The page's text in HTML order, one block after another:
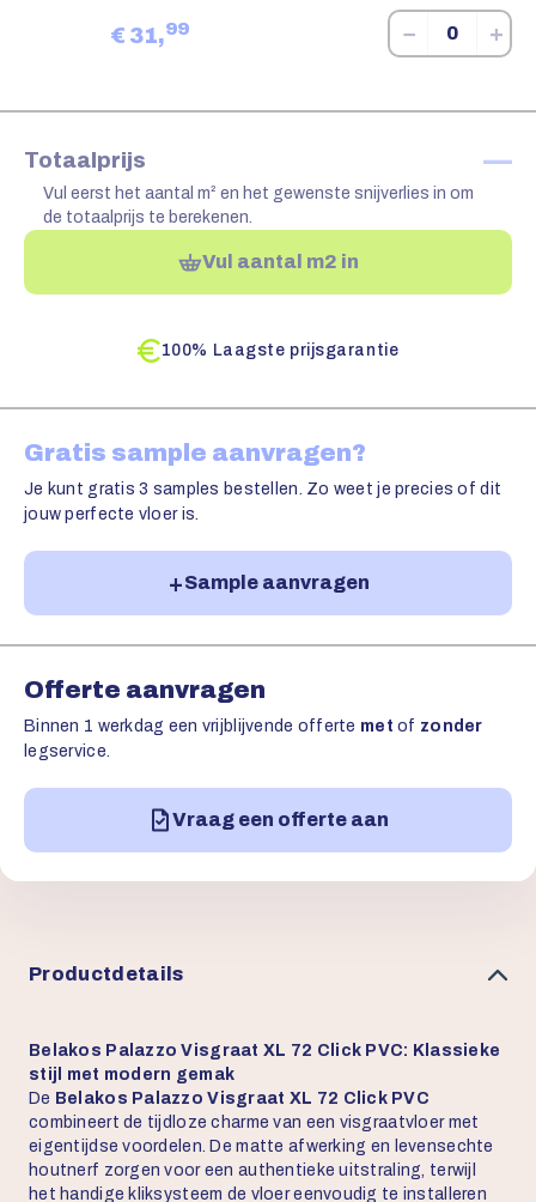
€ 31,99 − +
Totaalprijs —
Vul eerst het aantal m² en het gewenste snijverlies in om
de totaalprijs te berekenen.
Vul aantal m2 in
100% Laagste prijsgarantie
Gratis sample aanvragen?
Je kunt gratis 3 samples bestellen. Zo weet je precies of dit
jouw perfecte vloer is.
Sample aanvragen
Offerte aanvragen
Binnen 1 werkdag een vrijblijvende offerte met of zonder
legservice.
Vraag een offerte aan
Productdetails
Belakos Palazzo Visgraat XL 72 Click PVC: Klassieke
stijl met modern gemak
De Belakos Palazzo Visgraat XL 72 Click PVC
combineert de tijdloze charme van een visgraatvloer met
eigentijdse voordelen. De matte afwerking en levensechte
houtnerf zorgen voor een authentieke uitstraling, terwijl
het handige kliksysteem de vloer eenvoudig te installeren